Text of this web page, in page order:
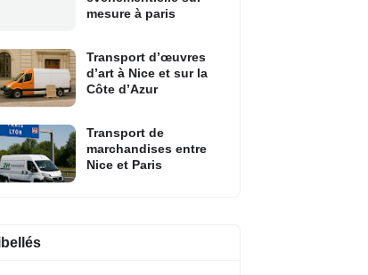
mesure à paris
Transport d’œuvres
d’art à Nice et sur la
Côte d’Azur
Transport de
marchandises entre
Nice et Paris